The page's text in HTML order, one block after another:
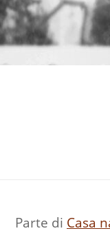
Parte di Casa